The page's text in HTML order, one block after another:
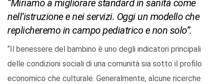
“Miriamo a migliorare standard in sanità come
nell’istruzione e nei servizi. Oggi un modello che
replicheremo in campo pediatrico e non solo”.
“Il benessere del bambino è uno degli indicatori principali
delle condizioni sociali di una comunità sia sotto il profilo
economico che culturale. Generalmente, alcune ricerche